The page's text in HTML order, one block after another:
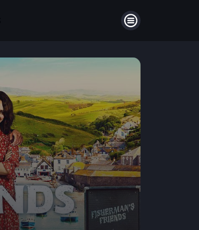
Filme aus Großbritannien
Die schönsten Biopics
Hinter Mauern
Männerfreundschaften
Coming of Age- Filme
Guthaben